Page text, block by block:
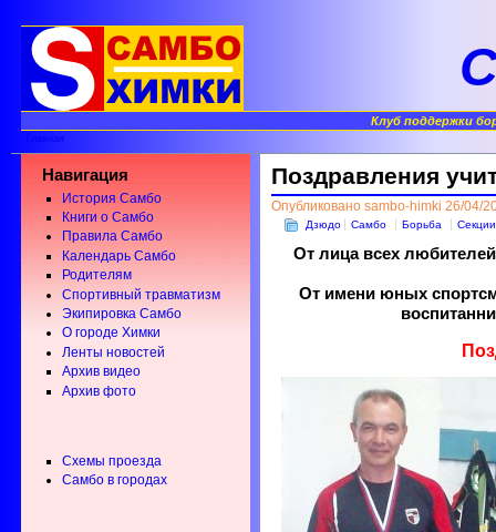
Клуб поддержки
Главная
Навигация
История Самбо
Книги о Самбо
Правила Самбо
Календарь Самбо
Родителям
Спортивный травматизм
Экипировка Самбо
О городе Химки
Ленты новостей
Архив видео
Архив фото
Схемы проезда
Самбо в городах
Поздравления
Опубликовано sambo-himki 26/04/
Дзюдо Самбо Борьба Секции
От лица всех
От имени юных